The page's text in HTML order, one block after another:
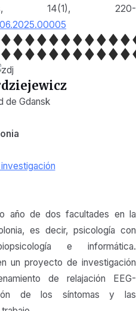
14(1), 220-
de Gdansk
año de dos facultades en la
es decir, psicología con
e informática.
un proyecto de investigación
de relajación EEG-
de los síntomas y las